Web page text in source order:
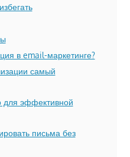
в email-маркетинге?
самый
для эффективной
письма без